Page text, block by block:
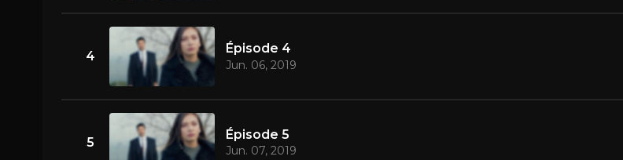
4
Épisode 4
Jun. 06, 2019
5
Épisode 5
Jun. 07, 2019